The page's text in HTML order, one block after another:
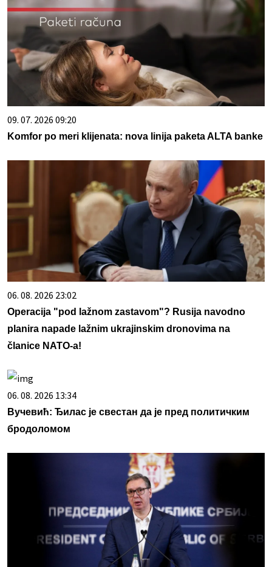
09. 07. 2026 09:20
Komfor po meri klijenata: nova linija paketa ALTA banke
06. 08. 2026 23:02
Operacija "pod lažnom zastavom"? Rusija navodno
planira napade lažnim ukrajinskim dronovima na
članice NATO-a!
06. 08. 2026 13:34
Вучевић: Ђилас је свестан да је пред политичким
бродоломом